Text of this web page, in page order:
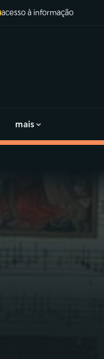
acesso à informação
mais